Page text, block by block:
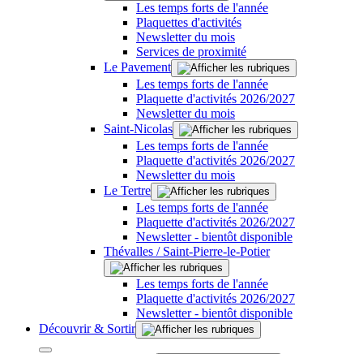
Les temps forts de l'année
Plaquettes d'activités
Newsletter du mois
Services de proximité
Le Pavement
Les temps forts de l'année
Plaquette d'activités 2026/2027
Newsletter du mois
Saint-Nicolas
Les temps forts de l'année
Plaquette d'activités 2026/2027
Newsletter du mois
Le Tertre
Les temps forts de l'année
Plaquette d'activités 2026/2027
Newsletter - bientôt disponible
Thévalles / Saint-Pierre-le-Potier
Les temps forts de l'année
Plaquette d'activités 2026/2027
Newsletter - bientôt disponible
Découvrir & Sortir